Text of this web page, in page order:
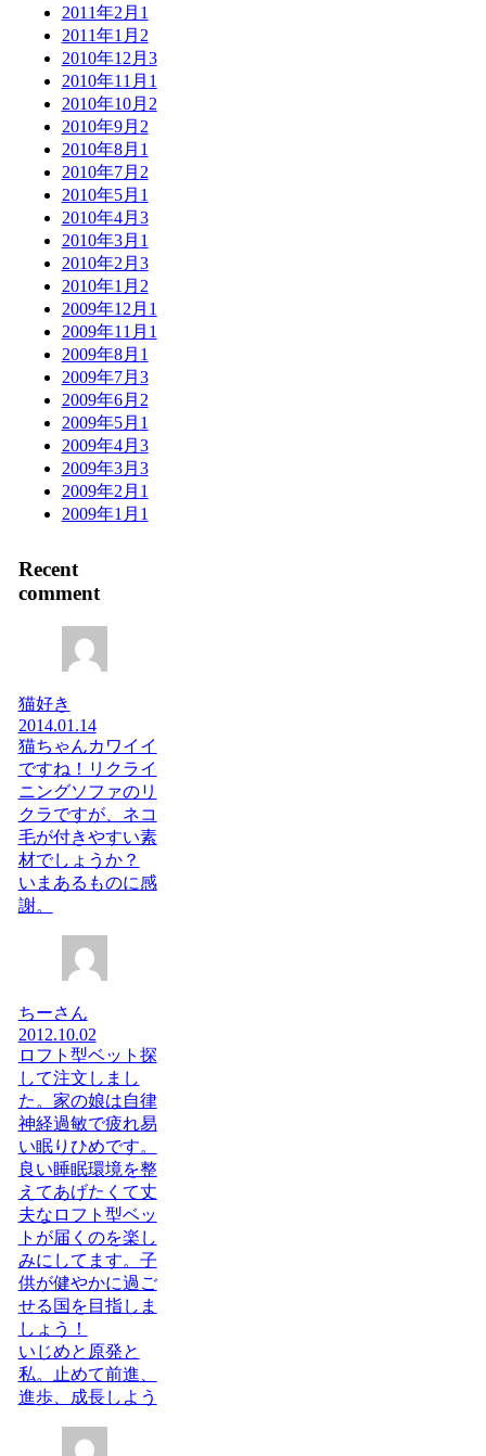
2011年2月 1
2011年1月 2
2010年12月 3
2010年11月 1
2010年10月 2
2010年9月 2
2010年8月 1
2010年7月 2
2010年5月 1
2010年4月 3
2010年3月 1
2010年2月 3
2010年1月 2
2009年12月 1
2009年11月 1
2009年8月 1
2009年7月 3
2009年6月 2
2009年5月 1
2009年4月 3
2009年3月 3
2009年2月 1
2009年1月 1
Recent
comment
猫好き
2014.01.14
猫ちゃんカワイイ
ですね！リクライ
ニングソファのリ
クラですが、ネコ
毛が付きやすい素
材でしょうか？
いまあるものに感
謝。
ちーさん
2012.10.02
ロフト型ベット探
して注文しまし
た。家の娘は自律
神経過敏で疲れ易
い眠りひめです。
良い睡眠環境を整
えてあげたくて丈
夫なロフト型ベッ
トが届くのを楽し
みにしてます。子
供が健やかに過ご
せる国を目指しま
しょう！
いじめと原発と
私。止めて前進、
進歩、成長しよう